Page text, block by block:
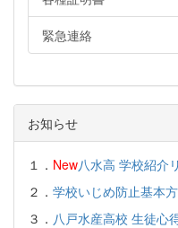
緊急連絡
お知らせ
１． New八水高 学校紹介
２． 学校いじめ防止基本
３． 八戸水産高校 生徒心